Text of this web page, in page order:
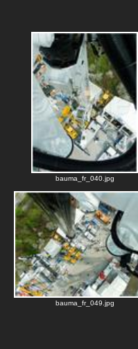
bauma_fr_040.jpg
bauma_fr_049.jpg